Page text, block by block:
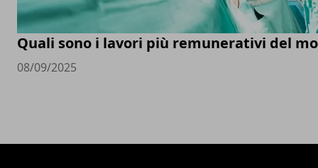
Quali sono i lavori più remunerativi del
08/09/2025